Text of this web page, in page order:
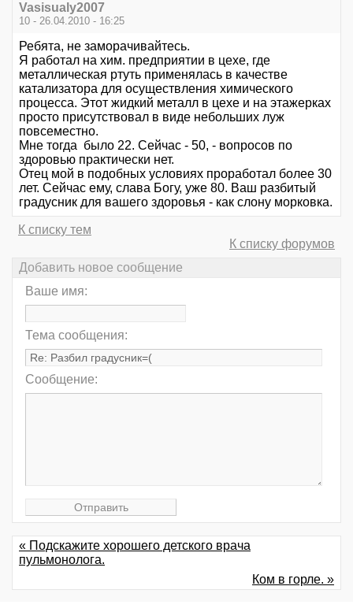
Vasisualy2007
10 - 26.04.2010 - 16:25
Ребята, не заморачивайтесь.
Я работал на хим. предприятии в цехе, где
металлическая ртуть применялась в качестве
катализатора для осуществления химического
процесса. Этот жидкий металл в цехе и на этажерках
просто присутствовал в виде небольших луж
повсеместно.
Мне тогда было 22. Сейчас - 50, - вопросов по
здоровью практически нет.
Отец мой в подобных условиях проработал более 30
лет. Сейчас ему, слава Богу, уже 80. Ваш разбитый
градусник для вашего здоровья - как слону морковка.
К списку тем
К списку форумов
Добавить новое сообщение
Ваше имя:
Тема сообщения:
Сообщение:
« Подскажите хорошего детского врача
пульмонолога.
Ком в горле. »